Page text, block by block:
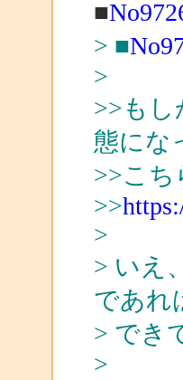
■
> ■
>
>>も
態にな
>>こち
>>
>
> いえ
であれ
> でき
>